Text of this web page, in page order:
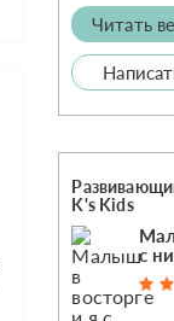
Читать
K's Kids
с